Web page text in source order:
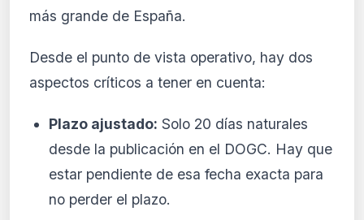
más grande de España.
Desde el punto de vista operativo, hay dos
aspectos críticos a tener en cuenta:
Plazo ajustado: Solo 20 días naturales
desde la publicación en el DOGC. Hay que
estar pendiente de esa fecha exacta para
no perder el plazo.